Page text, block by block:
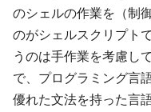
のシェルの作業を（制
のがシェルスクリプト
うのは手作業を考慮し
で、プログラミング言
優れた文法を持った言